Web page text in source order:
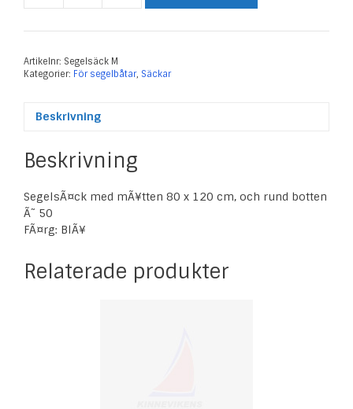
M
mängd
Artikelnr: Segelsäck M
Kategorier: För segelbåtar, Säckar
Beskrivning
Beskrivning
SegelsÃ¤ck med mÃ¥tten 80 x 120 cm, och rund botten
Ã˜ 50
FÃ¤rg: BlÃ¥
Relaterade produkter